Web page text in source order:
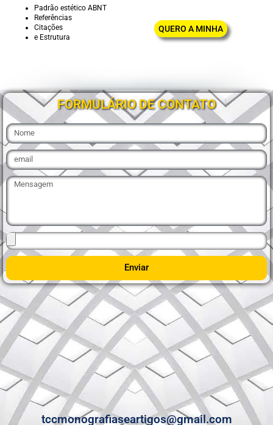
Padrão estético ABNT
Referências
Citações
e Estrutura
QUERO A MINHA
FORMULÁRIO DE CONTATO
Enviar
tccmonografiaseartigos@gmail.com